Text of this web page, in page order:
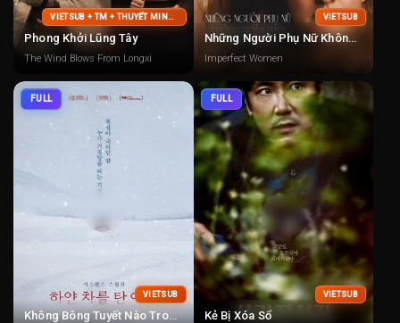
VIETSUB + TM + THUYẾT MINH + LỒNG TIẾNG
Phong Khởi Lũng Tây
The Wind Blows From Longxi
VIETSUB
Những Người Phụ Nữ Không Hoàn Hảo
Imperfect Women
FULL
VIETSUB
Không Bông Tuyết Nào Trong Sạch
FULL
VIETSUB
Kẻ Bị Xóa Sổ